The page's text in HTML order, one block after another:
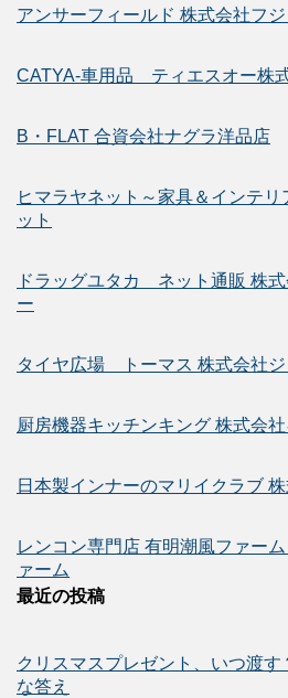
アンサーフィールド 株式会社フ
CATYA-車用品 ティエスオー株
B・FLAT 合資会社ナグラ洋品店
ヒマラヤネット～家具＆インテ
ット
ドラッグユタカ ネット通販 株
ー
タイヤ広場 トーマス 株式会社
厨房機器キッチンキング 株式会
日本製インナーのマリイクラブ
レンコン専門店 有明潮風ファー
ァーム
最近の投稿
クリスマスプレゼント、いつ渡
な答え